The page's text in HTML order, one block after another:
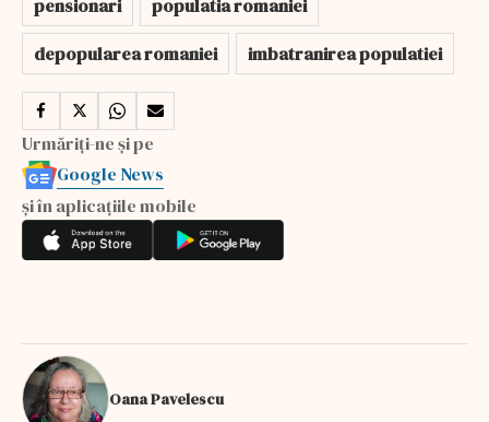
pensionari
populatia romaniei
depopularea romaniei
imbatranirea populatiei
Urmăriți-ne și pe
Google News
și în aplicațiile mobile
Oana Pavelescu